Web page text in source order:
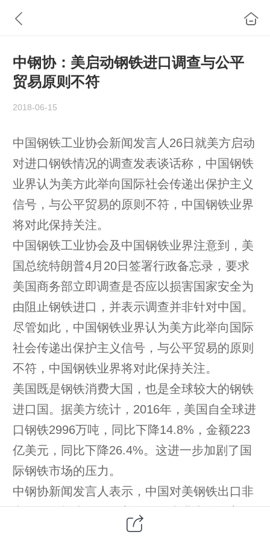
中钢协：美启动钢铁进口调查与公平
贸易原则不符
2018-06-15
中国钢铁工业协会新闻发言人26日就美方启动
对进口钢铁情况的调查发表谈话称，中国钢铁
业界认为美方此举向国际社会传递出保护主义
信号，与公平贸易的原则不符，中国钢铁业界
将对此保持关注。
中国钢铁工业协会及中国钢铁业界注意到，美
国总统特朗普4月20日签署行政备忘录，要求
美国商务部立即调查是否应以损害国家安全为
由阻止钢铁进口，并表示调查并非针对中国。
尽管如此，中国钢铁业界认为美方此举向国际
社会传递出保护主义信号，与公平贸易的原则
不符，中国钢铁业界将对此保持关注。
美国既是钢铁消费大国，也是全球较大的钢铁
进口国。据美方统计，2016年，美国自全球进
口钢铁2996万吨，同比下降14.8%，金额223
亿美元，同比下降26.4%。这进一步加剧了国
际钢铁市场的压力。
中钢协新闻发言人表示，中国对美钢铁出口非
常有限，根本不影响美国钢铁产业安全。美国
进口钢材的主要来源地是其他国家而不是中